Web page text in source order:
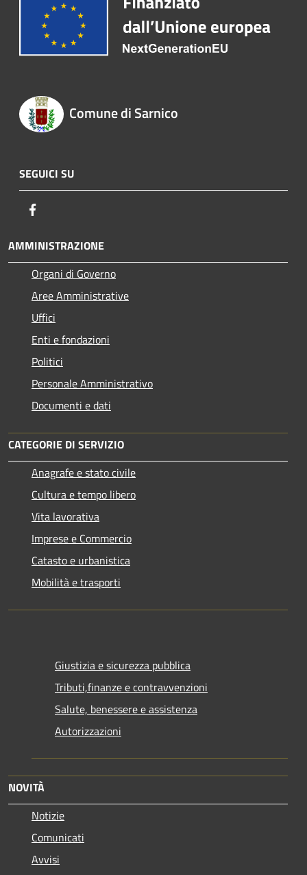
Comune di Sarnico
SEGUICI SU
AMMINISTRAZIONE
Organi di Governo
Aree Amministrative
Uffici
Enti e fondazioni
Politici
Personale Amministrativo
Documenti e dati
CATEGORIE DI SERVIZIO
Anagrafe e stato civile
Cultura e tempo libero
Vita lavorativa
Imprese e Commercio
Catasto e urbanistica
Mobilità e trasporti
Giustizia e sicurezza pubblica
Tributi,finanze e contravvenzioni
Salute, benessere e assistenza
Autorizzazioni
NOVITÀ
Notizie
Comunicati
Avvisi